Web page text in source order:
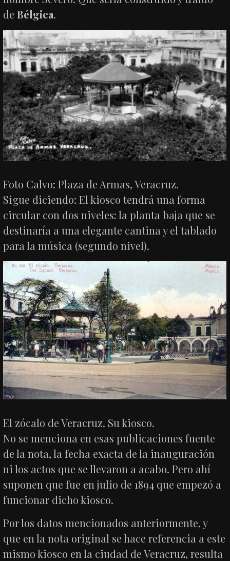
deBélgica.
Foto Calvo: Plaza de Armas, Veracruz.
Sigue diciendo: El kiosco tendrá una forma
circular con dos niveles: la planta baja que se
destinaría a una elegante cantina y el tablado
para la música (segundo nivel).
El zócalo de Veracruz. Su kiosco.
No se menciona en esas publicaciones fuente
de la nota, la fecha exacta de la inauguración
ni los actos que se llevaron a acabo. Pero ahí
suponen que fue en julio de 1894 que empezó a
funcionar dicho kiosco.
Por los datos mencionados anteriormente, y
que en la nota original se hace referencia a este
mismo kiosco en la ciudad de Veracruz, resulta